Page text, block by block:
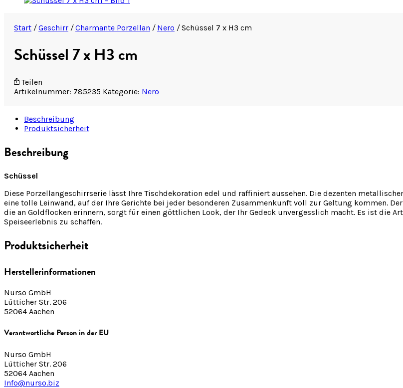
Start / Geschirr / Charmante Porzellan / Nero /Schüssel 7 x H3 cm
Schüssel 7 x H3 cm
Teilen
Artikelnummer: 785235 Kategorie: Nero
Beschreibung
Produktsicherheit
Beschreibung
Schüssel
Diese Porzellangeschirrserie lässt Ihre Tischdekoration edel und raffiniert aussehen. Die dezenten
eine tolle Leinwand, auf der Ihre Gerichte bei jeder besonderen Zusammenkunft voll zur Geltung kommen.
die an Goldflocken erinnern, sorgt für einen göttlichen Look, der Ihr Gedeck unvergesslich macht. Es ist die
Speiseerlebnis zu schaffen.
Produktsicherheit
Herstellerinformationen
Nurso GmbH
Lütticher Str. 206
52064 Aachen
Verantwortliche Person in der EU
Nurso GmbH
Lütticher Str. 206
52064 Aachen
Info@nurso.biz